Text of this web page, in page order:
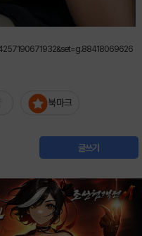
북마크
글쓰기